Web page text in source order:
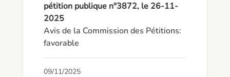
pétition publique n°3872, le 26-11-
2025
Avis de la Commission des Pétitions:
favorable
09/11/2025